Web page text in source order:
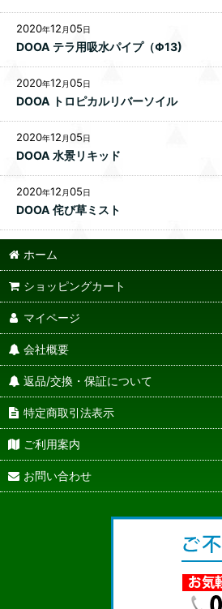
2020年12 月05日
DOOA テラ用吸水パイプ（Φ13)
2020年12 月05日
DOOA トロピカルリバーソイル
2020年12 月05日
DOOA 水景リキッド
2020年12 月05日
DOOA 侘び草ミスト
ホーム
ショッピングカート
マイページ
会社概要
返品/交換・保証について
特定商取引法表示
ご利用案内
お問い合わせ